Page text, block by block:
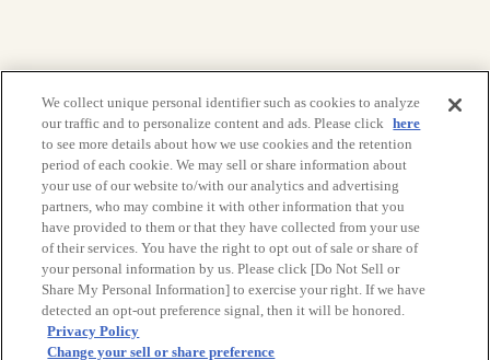
TOP
帝国ホテル 東京 トップニュースアクセスよくあるご質問
プライバシーポリシー 利用規約
We collect unique personal identifier such as cookies to analyze
our traffic and to personalize content and ads. Please click here
to see more details about how we use cookies and the retention
period of each cookie. We may sell or share information about
your use of our website to/with our analytics and advertising
partners, who may combine it with other information that you
have provided to them or that they have collected from your use
of their services. You have the right to opt out of sale or share of
your personal information by us. Please click [Do Not Sell or
Share My Personal Information] to exercise your right. If we have
detected an opt-out preference signal, then it will be honored.
Privacy Policy
Change your sell or share preference